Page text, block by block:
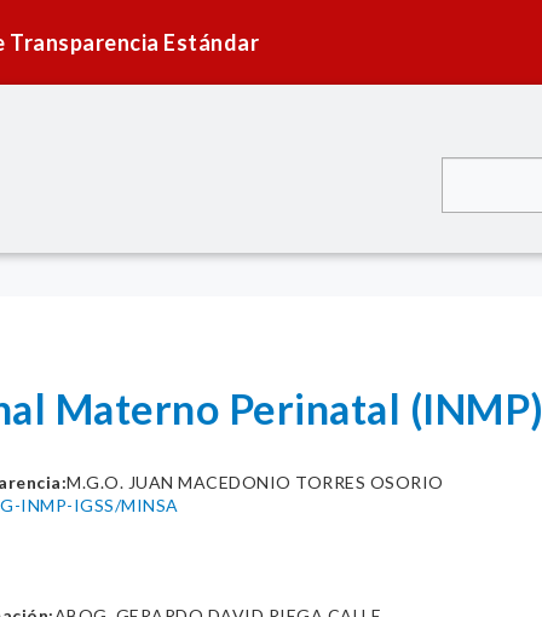
Transparencia Estándar
Materno Perinatal (INMP)
M.G.O. JUAN MACEDONIO TORRES OSORIO
INMP-IGSS/MINSA